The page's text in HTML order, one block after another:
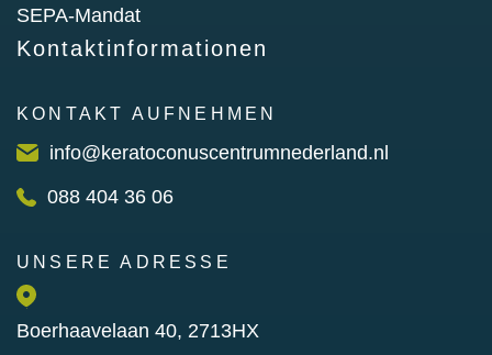
SEPA-Mandat
Kontaktinformationen
KONTAKT AUFNEHMEN
info@keratoconuscentrumnederland.nl
088 404 36 06
UNSERE ADRESSE
Boerhaavelaan 40, 2713HX